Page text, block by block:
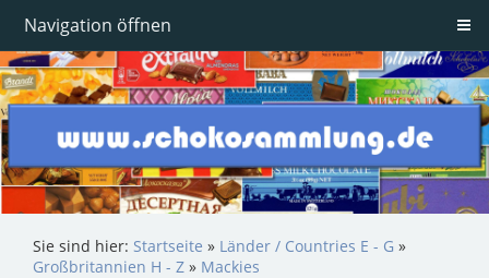
Navigation öffnen
Sie sind hier: Startseite » Länder / Countries E - G »
Großbritannien H - Z » Mackies